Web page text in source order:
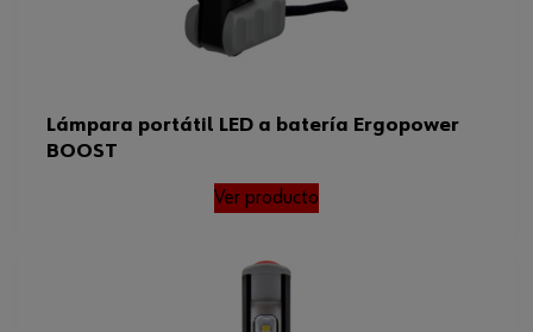
Lámpara portátil LED a batería Ergopower
BOOST
Ver producto